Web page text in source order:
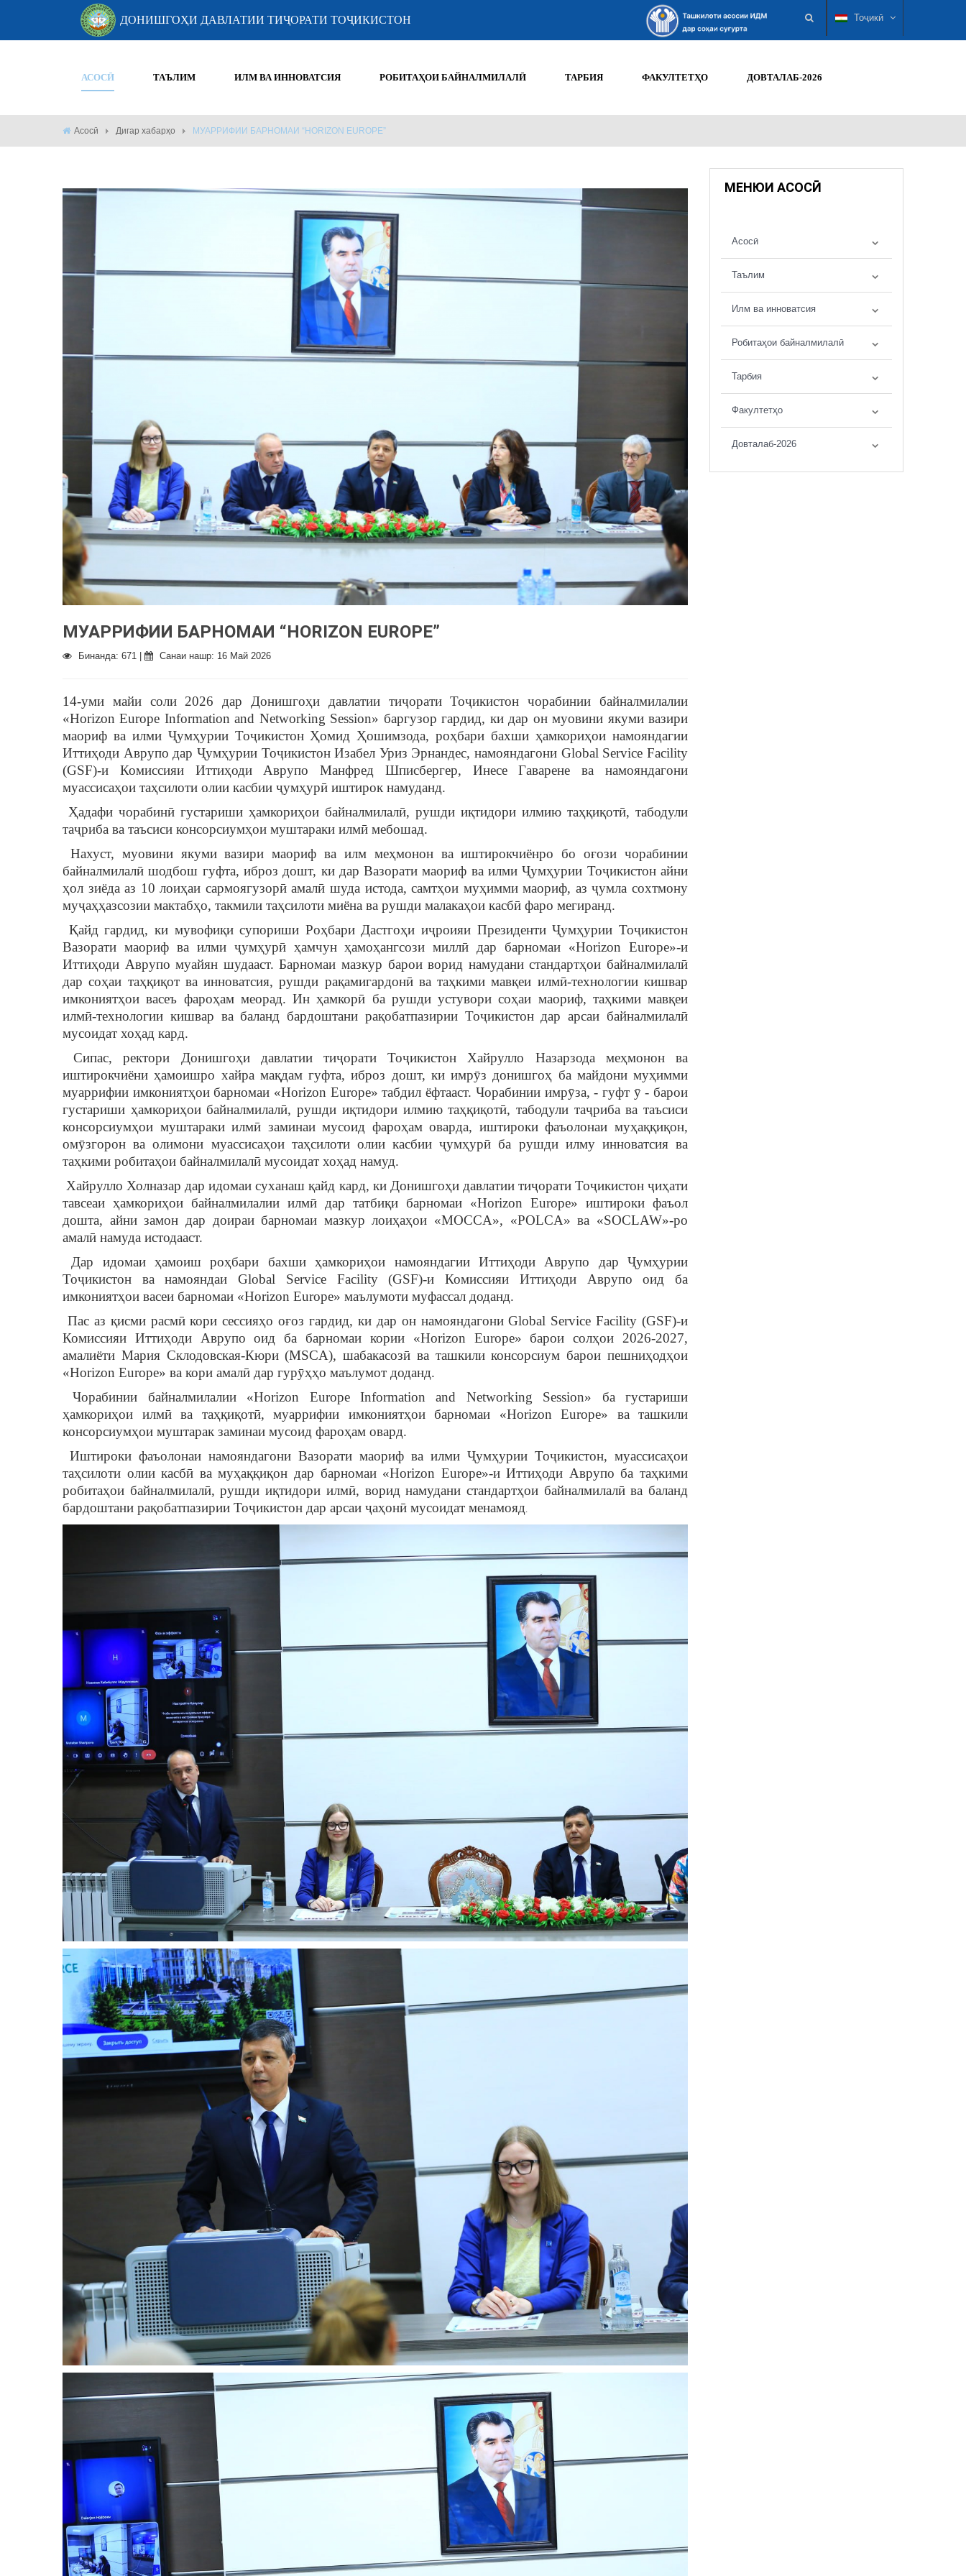
ДОНИШГОҲИ ДАВЛАТИИ ТИҶОРАТИ ТОҶИКИСТОН Тоҷикӣ
АСОСӢ ТАЪЛИМ ИЛМ ВА ИННОВАТСИЯ РОБИТАҲОИ БАЙНАЛМИЛАЛӢ ТАРБИЯ ФАКУЛТЕТҲО ДОВТАЛАБ-2026
Асосӣ Дигар хабарҳо МУАРРИФИИ БАРНОМАИ “HORIZON EUROPE”
МУАРРИФИИ БАРНОМАИ “HORIZON EUROPE”
Бинанда: 671 | Санаи нашр: 16 Май 2026
14-уми майи соли 2026 дар Донишгоҳи давлатии тиҷорати Тоҷикистон чорабинии байналмилалии
«Horizon Europe Information and Networking Session» баргузор гардид, ки дар он муовини якуми вазири
маориф ва илми Ҷумҳурии Тоҷикистон Ҳомид Ҳошимзода, роҳбари бахши ҳамкориҳои намояндагии
Иттиҳоди Аврупо дар Ҷумҳурии Тоҷикистон Изабел Уриз Эрнандес, намояндагони Global Service Facility
(GSF)-и Комиссияи Иттиҳоди Аврупо Манфред Шписбергер, Инесе Гаварене ва намояндагони
муассисаҳои таҳсилоти олии касбии ҷумҳурӣ иштирок намуданд.
Ҳадафи чорабинӣ густариши ҳамкориҳои байналмилалӣ, рушди иқтидори илмию таҳқиқотӣ, табодули
таҷриба ва таъсиси консорсиумҳои муштараки илмӣ мебошад.
Нахуст, муовини якуми вазири маориф ва илм меҳмонон ва иштирокчиёнро бо оғози чорабинии
байналмилалӣ шодбош гуфта, иброз дошт, ки дар Вазорати маориф ва илми Ҷумҳурии Тоҷикистон айни
ҳол зиёда аз 10 лоиҳаи сармоягузорӣ амалӣ шуда истода, самтҳои муҳимми маориф, аз ҷумла сохтмону
муҷаҳҳазсозии мактабҳо, такмили таҳсилоти миёна ва рушди малакаҳои касбӣ фаро мегиранд.
Қайд гардид, ки мувофиқи супориши Роҳбари Дастгоҳи иҷроияи Президенти Ҷумҳурии Тоҷикистон
Вазорати маориф ва илми ҷумҳурӣ ҳамчун ҳамоҳангсози миллӣ дар барномаи «Horizon Europe»-и
Иттиҳоди Аврупо муайян шудааст. Барномаи мазкур барои ворид намудани стандартҳои байналмилалӣ
дар соҳаи таҳқиқот ва инноватсия, рушди рақамигардонӣ ва таҳкими мавқеи илмӣ-технологии кишвар
имкониятҳои васеъ фароҳам меорад. Ин ҳамкорӣ ба рушди устувори соҳаи маориф, таҳкими мавқеи
илмӣ-технологии кишвар ва баланд бардоштани рақобатпазирии Тоҷикистон дар арсаи байналмилалӣ
мусоидат хоҳад кард.
Сипас, ректори Донишгоҳи давлатии тиҷорати Тоҷикистон Хайрулло Назарзода меҳмонон ва
иштирокчиёни ҳамоишро хайра мақдам гуфта, иброз дошт, ки имрӯз донишгоҳ ба майдони муҳимми
муаррифии имкониятҳои барномаи «Horizon Europe» табдил ёфтааст. Чорабинии имрӯза, - гуфт ӯ - барои
густариши ҳамкориҳои байналмилалӣ, рушди иқтидори илмию таҳқиқотӣ, табодули таҷриба ва таъсиси
консорсиумҳои муштараки илмӣ заминаи мусоид фароҳам оварда, иштироки фаъолонаи муҳаққиқон,
омӯзгорон ва олимони муассисаҳои таҳсилоти олии касбии ҷумҳурӣ ба рушди илму инноватсия ва
таҳкими робитаҳои байналмилалӣ мусоидат хоҳад намуд.
Хайрулло Холназар дар идомаи суханаш қайд кард, ки Донишгоҳи давлатии тиҷорати Тоҷикистон ҷиҳати
тавсеаи ҳамкориҳои байналмилалии илмӣ дар татбиқи барномаи «Horizon Europe» иштироки фаъол
дошта, айни замон дар доираи барномаи мазкур лоиҳаҳои «MOCCA», «POLCA» ва «SOCLAW»-ро
амалӣ намуда истодааст.
Дар идомаи ҳамоиш роҳбари бахши ҳамкориҳои намояндагии Иттиҳоди Аврупо дар Ҷумҳурии
Тоҷикистон ва намояндаи Global Service Facility (GSF)-и Комиссияи Иттиҳоди Аврупо оид ба
имкониятҳои васеи барномаи «Horizon Europe» маълумоти муфассал доданд.
Пас аз қисми расмӣ кори сессияҳо оғоз гардид, ки дар он намояндагони Global Service Facility (GSF)-и
Комиссияи Иттиҳоди Аврупо оид ба барномаи кории «Horizon Europe» барои солҳои 2026-2027,
амалиёти Мария Склодовская-Кюри (MSCA), шабакасозӣ ва ташкили консорсиум барои пешниҳодҳои
«Horizon Europe» ва кори амалӣ дар гурӯҳҳо маълумот доданд.
Чорабинии байналмилалии «Horizon Europe Information and Networking Session» ба густариши
ҳамкориҳои илмӣ ва таҳқиқотӣ, муаррифии имкониятҳои барномаи «Horizon Europe» ва ташкили
консорсиумҳои муштарак заминаи мусоид фароҳам овард.
Иштироки фаъолонаи намояндагони Вазорати маориф ва илми Ҷумҳурии Тоҷикистон, муассисаҳои
таҳсилоти олии касбӣ ва муҳаққиқон дар барномаи «Horizon Europe»-и Иттиҳоди Аврупо ба таҳкими
робитаҳои байналмилалӣ, рушди иқтидори илмӣ, ворид намудани стандартҳои байналмилалӣ ва баланд
бардоштани рақобатпазирии Тоҷикистон дар арсаи ҷаҳонӣ мусоидат менамояд.
МЕНЮИ АСОСӢ
Асосӣ
Таълим
Илм ва инноватсия
Робитаҳои байналмилалӣ
Тарбия
Факултетҳо
Довталаб-2026